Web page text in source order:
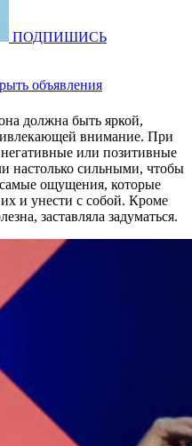
ПОДПИШИСЬ
объявления
должна быть яркой,
внимание. При
или позитивные
настолько сильными, чтобы
ощущения, которые
и унести с собой. Кроме
заставляла задуматься.